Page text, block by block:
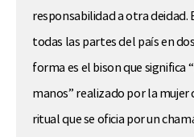
responsabilidad a otra deidad.
todas las partes del país en
forma es el bison que significa
manos” realizado por la mujer
ritual que se oficia por un